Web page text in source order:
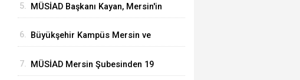
5. MÜSİAD Başkanı Kayan, Mersin'in
Aştığını Açıkladı
6. Büyükşehir Kampüs Mersin ve
Eğitimlerine Devam Ediliyor
7. MÜSİAD Mersin Şubesinden 19